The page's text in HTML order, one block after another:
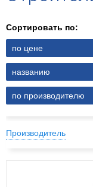
Сортировать по:
по цене
названию
по производителю
Производитель